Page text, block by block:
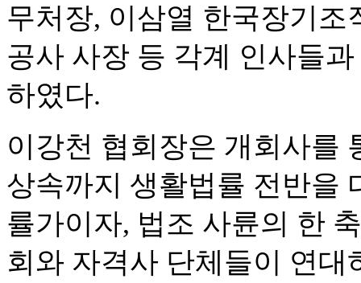
무처장, 이삼열 한국장기
공사 사장 등 각계 인사들
하였다.
이강천 협회장은 개회사를
상속까지 생활법률 전반을
률가이자, 법조 사륜의 한
회와 자격사 단체들이 연